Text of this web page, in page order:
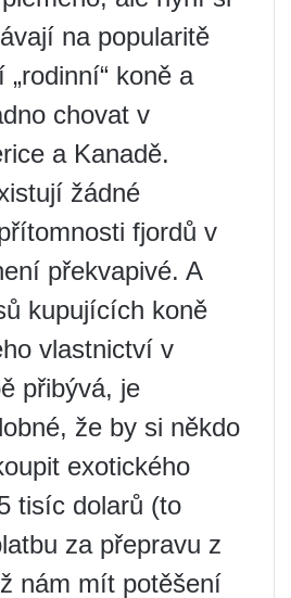
na popularitě
koně a
chovat v
a Kanadě.
žádné
fjordů v
překvapivé. A
kupujících koně
vlastnictví v
přibývá, je
že by si někdo
exotického
tisíc dolarů (to
za přepravu z
nám mít potěšení